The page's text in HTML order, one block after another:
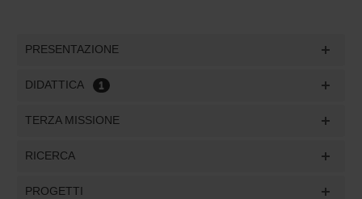
PRESENTAZIONE
DIDATTICA 1
TERZA MISSIONE
RICERCA
PROGETTI